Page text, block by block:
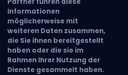
Informationen
möglicherweise mit
weiteren Daten zusammen,
die Sie ihnen bereitgestellt
haben oder die sie im
Rahmen Ihrer Nutzung der
Dienste gesammelt haben.